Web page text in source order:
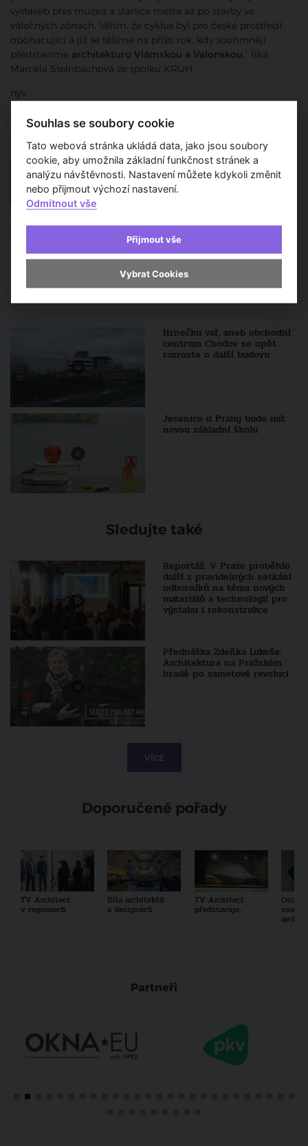
výstaveb přes muzea a stanice metra až po stavby ve
válečných zónách. Věřím, že cyklus byl pro české prostředí
obohacující a již se těšíme na příští rok, kdy souhrnněji
představíme architekturu Vlámskou a Valonskou,“ říká
Marcela Steinbachová ze spolku KRUH.
nyv
Hrnečku vař, aneb obchodní
centrum Chodov se opět
rozroste o další budovu
Jesenice u Prahy bude mít
novou základní školu
Sledujte také
Reportáž: V Praze proběhlo
další z pravidelných setkání
odborníků na téma nových
materiálů a technologií pro
výstabu i rekonstrukce
Přednáška Zdeňka Lukeše:
Architektura na Pražském
hradě po sametové revoluci
VÍCE
Doporučené pořady
TV Architect
v regionech
Díla architektů
a designérů
TV Architect
představuje...
Partneři
Souhlas se soubory cookie
Tato webová stránka ukládá data, jako jsou soubory
cookie, aby umožnila základní funkčnost stránek a
analýzu návštěvnosti. Nastavení můžete kdykoli změnit
nebo přijmout výchozí nastavení.
Odmítnout vše
Přijmout vše
Vybrat Cookies